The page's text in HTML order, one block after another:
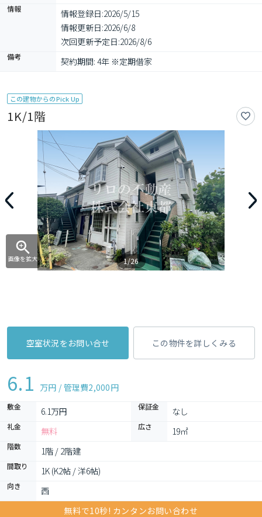
情報 情報登録日:2026/5/15
情報更新日:2026/6/8
次回更新予定日:2026/8/6
備考 契約期間: 4年 ※定期借家
この建物からのPick Up
1K/1階
画像を拡大 1/26
空室状況をお問い合せ この物件を詳しくみる
6.1 万円 / 管理費2,000円
敷金 6.1万円 保証金 なし
礼金 無料 広さ 19㎡
階数 1階 / 2階建
間取り 1K (K2帖 / 洋6帖)
向き
西
無料で10秒! カンタンお問い合わせ